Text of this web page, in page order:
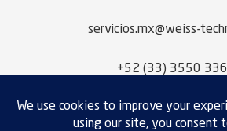
servicios.mx@weiss-
+52 (33) 3550
NEED SOMETHING